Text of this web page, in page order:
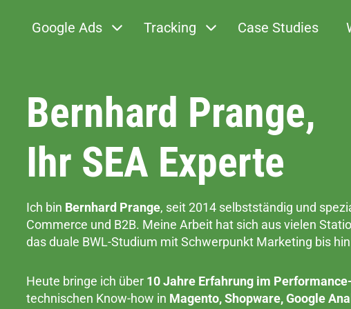
Google Ads Tracking Case Studies
Bernhard Prange,
Ihr SEA Experte
Ich bin Bernhard Prange, seit 2014 selbstständig und
Commerce und B2B. Meine Arbeit hat sich aus vielen
das duale BWL-Studium mit Schwerpunkt Marketing bis
Heute bringe ich über 10 Jahre Erfahrung im
technischen Know-how in Magento, Shopware, Google